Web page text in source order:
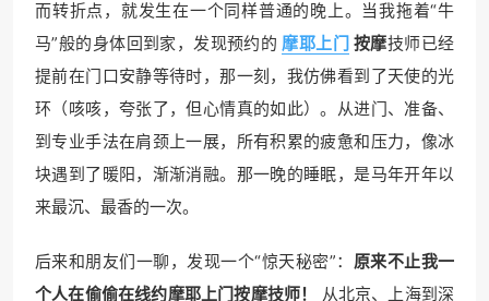
而转折点，就发生在一个同样普通的晚上。当我拖着“牛
马”般的身体回到家，发现预约的 摩耶上门 按摩技师已经
提前在门口安静等待时，那一刻，我仿佛看到了天使的光
环（咳咳，夸张了，但心情真的如此）。从进门、准备、
到专业手法在肩颈上一展，所有积累的疲惫和压力，像冰
块遇到了暖阳，渐渐消融。那一晚的睡眠，是马年开年以
来最沉、最香的一次。
后来和朋友们一聊，发现一个“惊天秘密”： 原来不止我一
个人在偷偷在线约摩耶上门按摩技师！
​ 从北京、上海到深